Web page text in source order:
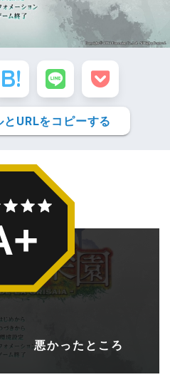
URLをコピーする
悪かったところ